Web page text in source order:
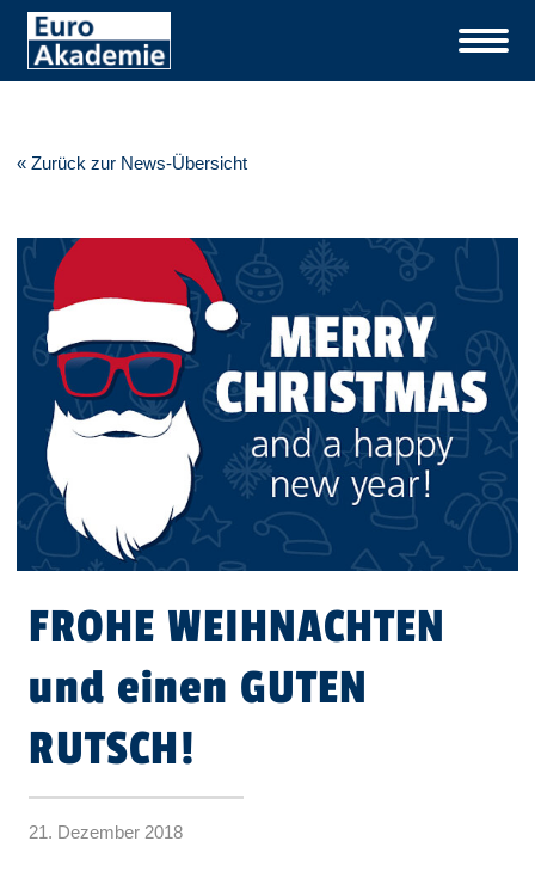
« Zurück zur News-Übersicht
FROHE WEIHNACHTEN
und einen GUTEN
RUTSCH!
21. Dezember 2018